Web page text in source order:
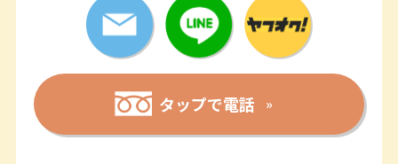
タップで電話